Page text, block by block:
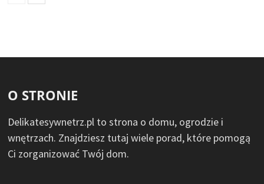
O STRONIE
Delikatesywnetrz.pl to strona o domu, ogrodzie i
wnętrzach. Znajdziesz tutaj wiele porad, które pomogą
Ci zorganizować Twój dom.